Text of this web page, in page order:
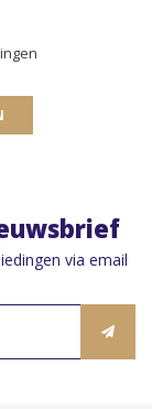
via email